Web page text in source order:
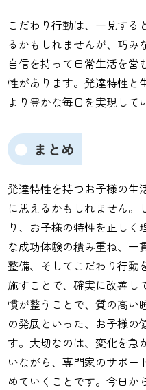
こだわり行動は、一見する
るかもしれませんが、巧み
自信を持って日常生活を
性があります。発達特性と
より豊かな毎日を実現して
まとめ
発達特性を持つお子様の生
に思えるかもしれません。
り、お子様の特性を正しく
な成功体験の積み重ね、一
整備、そしてこだわり行動
施すことで、確実に改善し
慣が整うことで、質の高い
の発展といった、お子様の
す。大切なのは、変化を急
いながら、専門家のサポー
めていくことです。今日か